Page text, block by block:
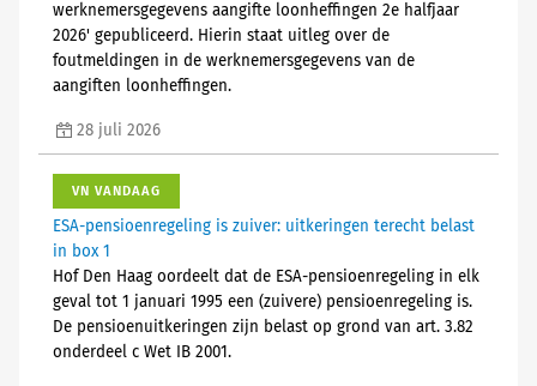
werknemersgegevens aangifte loonheffingen 2e halfjaar
2026' gepubliceerd. Hierin staat uitleg over de
foutmeldingen in de werknemersgegevens van de
aangiften loonheffingen.
28 juli 2026
VN VANDAAG
ESA-pensioenregeling is zuiver: uitkeringen terecht belast
in box 1
Hof Den Haag oordeelt dat de ESA-pensioenregeling in elk
geval tot 1 januari 1995 een (zuivere) pensioenregeling is.
De pensioenuitkeringen zijn belast op grond van art. 3.82
onderdeel c Wet IB 2001.